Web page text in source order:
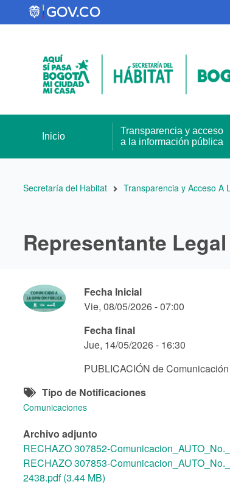
al
Inicio
Transparencia y acceso
a la información pública
Ruta
navegación
Secretaría del Habitat Transparencia y Acceso A
Representante
Fecha Inicial
Vie, 08/05/2026 - 07:00
Fecha final
Jue, 14/05/2026 - 16:30
PUBLICACIÓN de
Tipo de Notificaciones
Comunicaciones
Archivo adjunto
RECHAZO 307852-
RECHAZO 307853-
2438.pdf (3.44 MB)